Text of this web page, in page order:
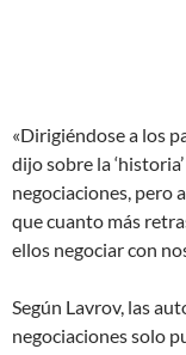
«Dirigiéndose a los
dijo sobre la
negociaciones, pero
que cuanto más
ellos negociar con
Según Lavrov, las
negociaciones solo